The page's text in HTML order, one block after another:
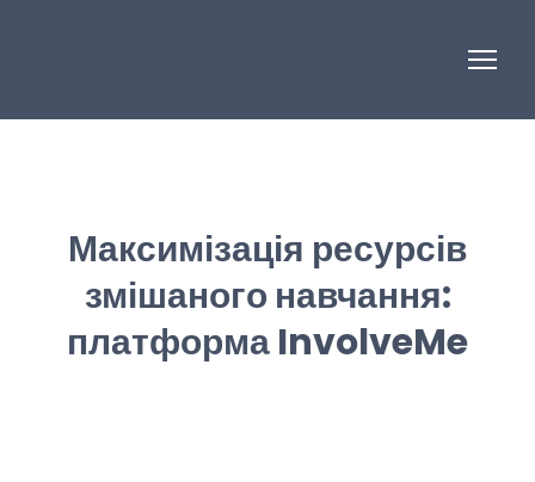
Максимізація ресурсів
змішаного навчання:
платформа InvolveMe